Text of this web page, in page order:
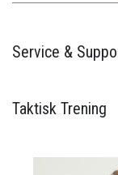
Service &
Taktisk Trening